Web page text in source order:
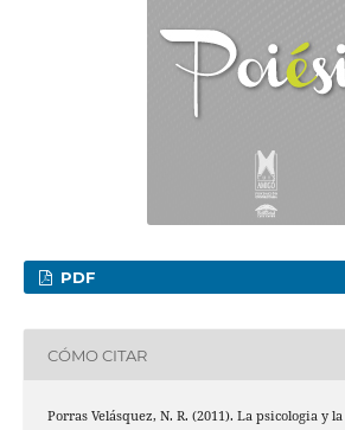
PDF
CÓMO CITAR
Porras Velásquez, N. R. (2011). La psicologia y